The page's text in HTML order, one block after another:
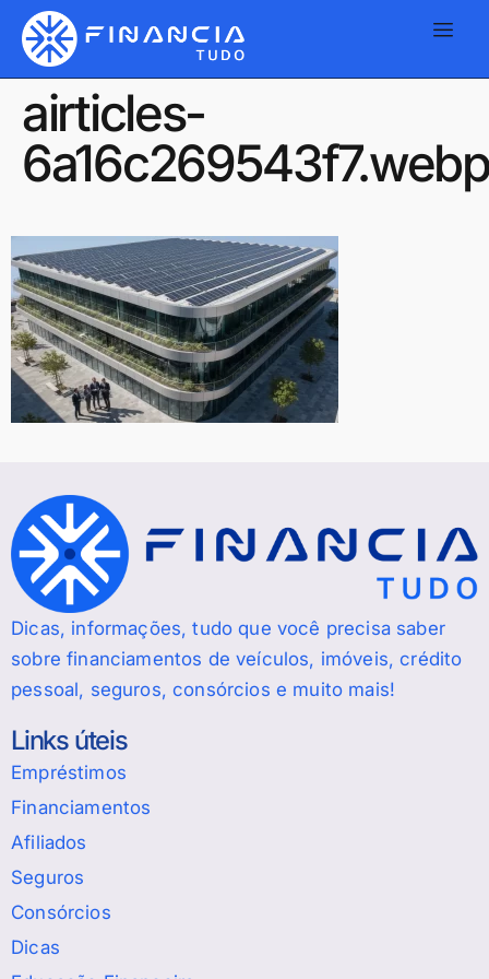
airticles-
6a16c269543f7.webp
Dicas, informações, tudo que você precisa saber
sobre financiamentos de veículos, imóveis, crédito
pessoal, seguros, consórcios e muito mais!
Links úteis
Empréstimos
Financiamentos
Afiliados
Seguros
Consórcios
Dicas